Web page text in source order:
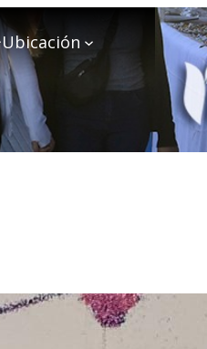
Ubicación